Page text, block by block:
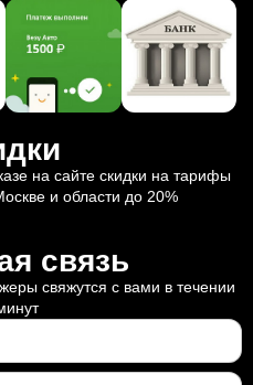
на сайте скидки на тарифы
и области до 20%
связь
свяжутся с вами в течении